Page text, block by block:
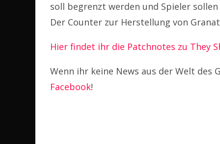
soll begrenzt werden und Spieler
Der Counter zur Herstellung von
Hier findet ihr die Patchnotes zu They
Wenn ihr keine News aus der Welt
Facebook!